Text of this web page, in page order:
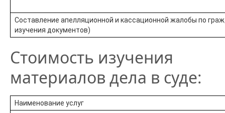
Составление апелляционной и кассационной жалобы по
изучения документов)
Стоимость изучения
материалов дела в суде:
Наименование услуг